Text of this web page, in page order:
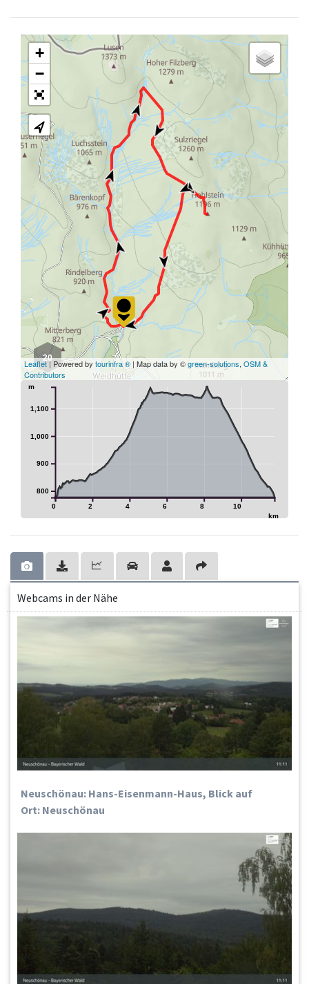
20
+
−
Leaflet| Powered by tourinfra ® | Map data by ©green-solutions, OSM &
Contributors
0 2 4 6 8 10
km
800
900
1,000
1,100
m
Webcams in der Nähe
Neuschönau: Hans-Eisenmann-Haus, Blick auf
Ort: Neuschönau